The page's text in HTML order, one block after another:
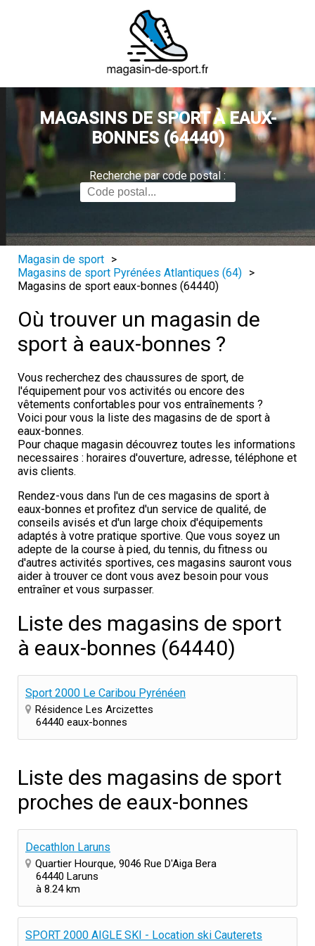
MAGASINS DE SPORT À EAUX-
BONNES (64440)
Recherche par code postal :
Magasin de sport >
Magasins de sport Pyrénées Atlantiques (64) >
Magasins de sport eaux-bonnes (64440)
Où trouver un magasin de
sport à eaux-bonnes ?
Vous recherchez des chaussures de sport, de
l'équipement pour vos activités ou encore des
vêtements confortables pour vos entraînements ?
Voici pour vous la liste des magasins de de sport à
eaux-bonnes.
Pour chaque magasin découvrez toutes les informations
necessaires : horaires d'ouverture, adresse, téléphone et
avis clients.
Rendez-vous dans l'un de ces magasins de sport à
eaux-bonnes et profitez d'un service de qualité, de
conseils avisés et d'un large choix d'équipements
adaptés à votre pratique sportive. Que vous soyez un
adepte de la course à pied, du tennis, du fitness ou
d'autres activités sportives, ces magasins sauront vous
aider à trouver ce dont vous avez besoin pour vous
entraîner et vous surpasser.
Liste des magasins de sport
à eaux-bonnes (64440)
Sport 2000 Le Caribou Pyrénéen
Résidence Les Arcizettes
64440 eaux-bonnes
Liste des magasins de sport
proches de eaux-bonnes
Decathlon Laruns
Quartier Hourque, 9046 Rue D'Aiga Bera
64440 Laruns
à 8.24 km
SPORT 2000 AIGLE SKI - Location ski Cauterets